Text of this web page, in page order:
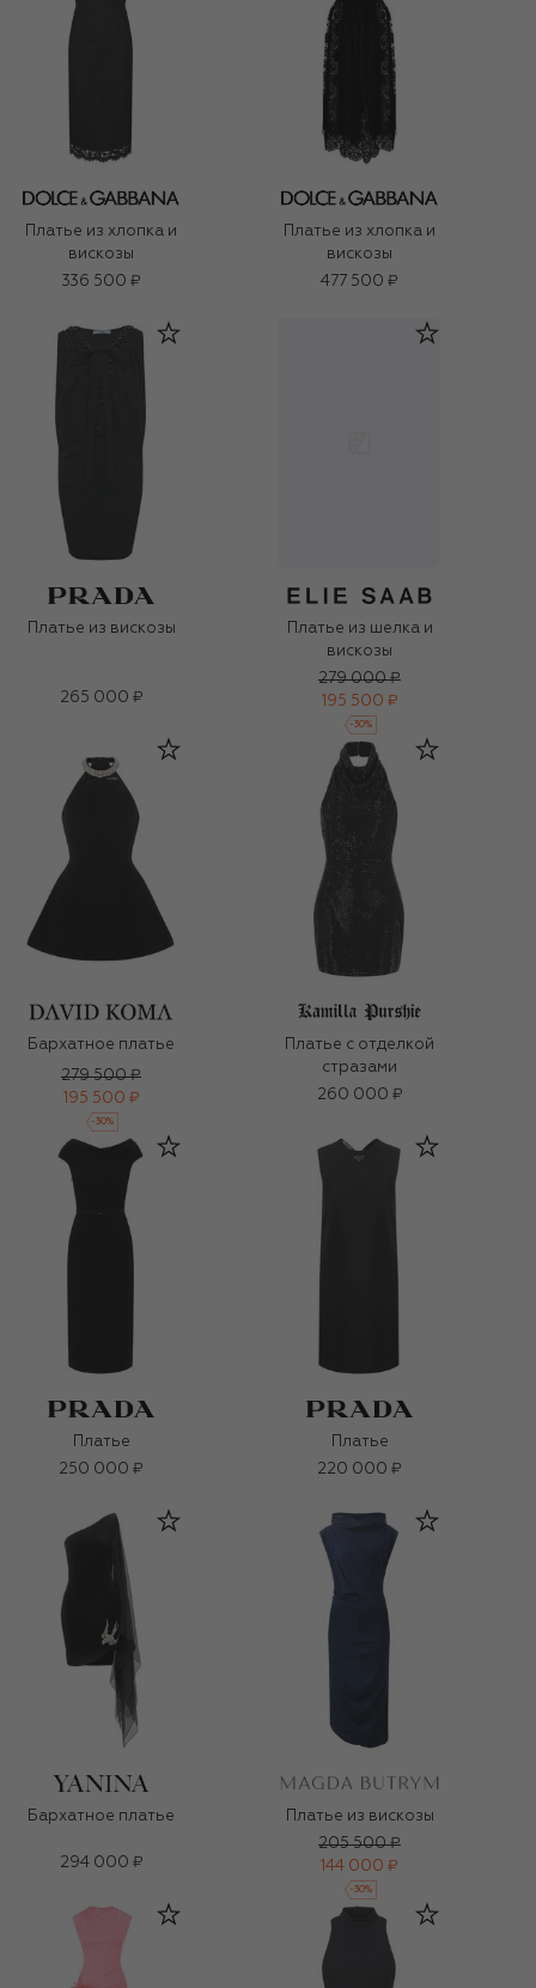
Платье из хлопка и
вискозы
336 500 ₽
Платье из хлопка и
вискозы
477 500 ₽
Платье из вискозы
265 000 ₽
Платье из шелка и
вискозы
279 000 ₽
195 500 ₽
-30%
Бархатное платье
279 500 ₽
195 500 ₽
-30%
Платье с отделкой
стразами
260 000 ₽
Платье
250 000 ₽
Платье
220 000 ₽
Бархатное платье
294 000 ₽
Платье из вискозы
205 500 ₽
144 000 ₽
-30%